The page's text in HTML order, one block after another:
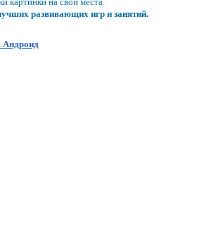
развивающих игр и занятий.
Андроид